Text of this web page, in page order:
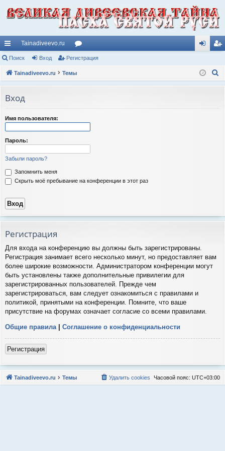
с
ы
и
Tainadiveevo.ru
ор
ум д ис
Поиск Вход Регистрация
Tainadiveevo.ru Темы
Вход
Имя пользователя:
Пароль:
Забыли пароль?
Запомнить меня
Скрыть моё пребывание на конференции в этот раз
Регистрация
Для входа на конференцию вы должны быть зарегистрированы.
Регистрация занимает всего несколько минут, но предоставляет вам
более широкие возможности. Администратором конференции могут
быть установлены также дополнительные привилегии для
зарегистрированных пользователей. Прежде чем
зарегистрироваться, вам следует ознакомиться с правилами и
политикой, принятыми на конференции. Помните, что ваше
присутствие на форумах означает согласие со всеми правилами.
Общие правила| Соглашение о конфиденциальности
Регистрация
Tainadiveevo.ru Темы Часовой пояс: UTC+03:00
Удалить cookies